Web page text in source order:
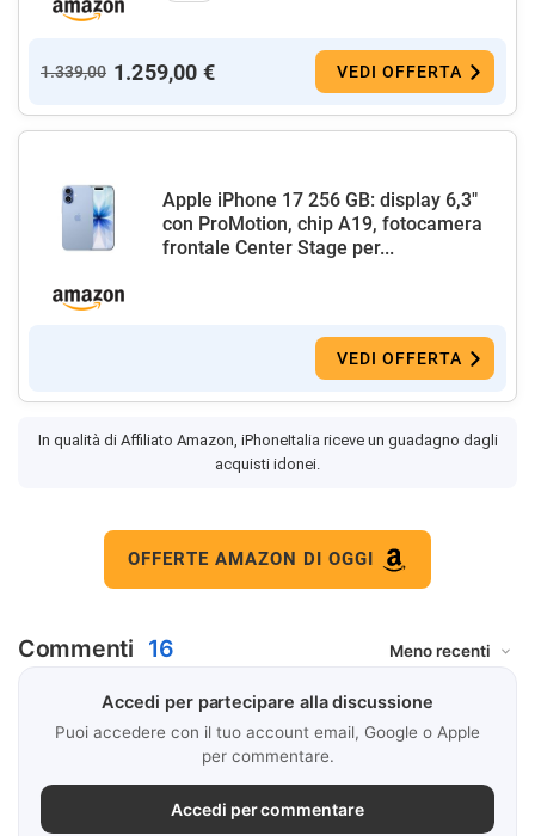
1.339,00 1.259,00 € VEDI OFFERTA
Apple iPhone 17 256 GB: display 6,3"
con ProMotion, chip A19, fotocamera
frontale Center Stage per...
VEDI OFFERTA
In qualità di Affiliato Amazon, iPhoneItalia riceve un guadagno dagli
acquisti idonei.
OFFERTE AMAZON DI OGGI
Commenti 16
Accedi per partecipare alla discussione
Puoi accedere con il tuo account email, Google o Apple
per commentare.
Accedi per commentare